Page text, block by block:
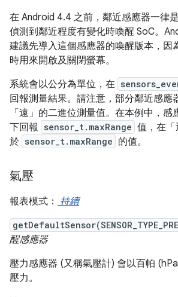
在 Android 4.4 之前，鄰近感應器一律
偵測到鄰近程度有變化時喚醒 SoC。
建議先導入這個感應器的喚醒版本，因
時用來開啟及關閉螢幕。
系統會以公分為單位，在
回報測量結果。請注意，部分鄰近感應
「遠」的二進位測量值。在本例中，
下回報
sensor_t.maxRange 值，在
於 sensor_t.maxRange 的值。
氣壓
報表模式： 持續
醒感應器
壓力感應器 (又稱氣壓計) 會以百帕
壓力。